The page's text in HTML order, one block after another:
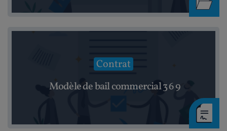
Contrat
Modèle de bail commercial 3 6 9